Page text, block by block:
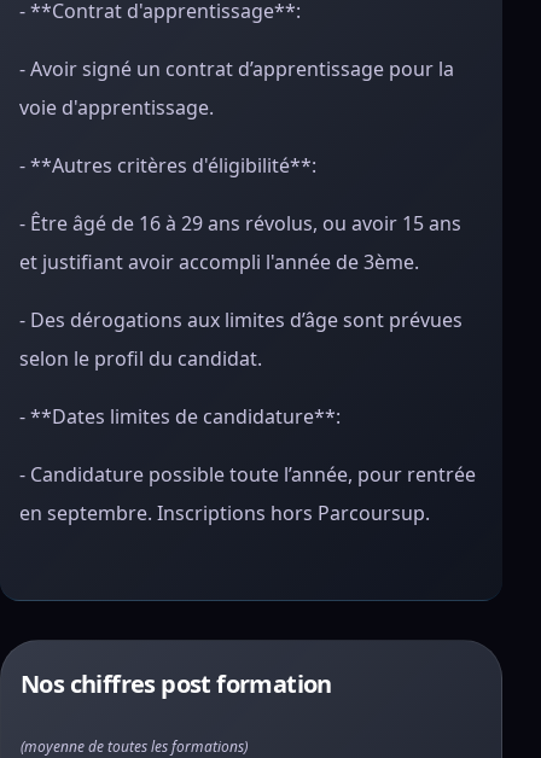
- **Contrat d'apprentissage**:
- Avoir signé un contrat d’apprentissage pour la
voie d'apprentissage.
- **Autres critères d'éligibilité**:
- Être âgé de 16 à 29 ans révolus, ou avoir 15 ans
et justifiant avoir accompli l'année de 3ème.
- Des dérogations aux limites d’âge sont prévues
selon le profil du candidat.
- **Dates limites de candidature**:
- Candidature possible toute l’année, pour rentrée
en septembre. Inscriptions hors Parcoursup.
Nos chiffres post formation
(moyenne de toutes les formations)